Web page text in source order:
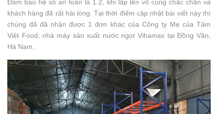
Đảm bảo hệ số an toàn là 1.2, khi lắp lên vô cùng chắc chắn và
khách hàng đã rất hài lòng. Tại thời điểm cập nhật bài viết này thì
chúng đã đã nhận được 1 đơn khác của Công ty Mẹ của Tâm
Việt Food, nhà máy sản xuất nước ngọt Vihamax tại Đồng Văn,
Hà Nam.